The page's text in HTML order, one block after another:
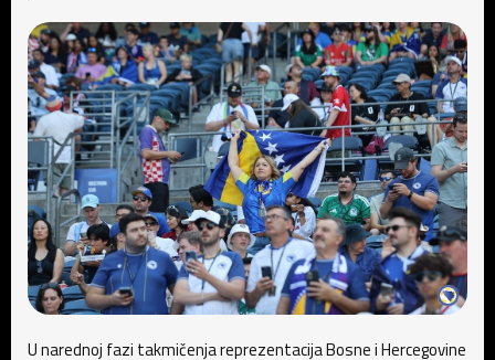
U narednoj fazi takmičenja reprezentacija Bosne i Hercegovine